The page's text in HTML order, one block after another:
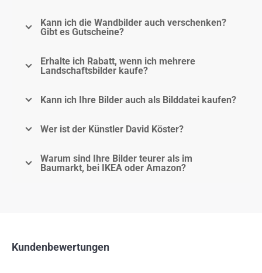
Kann ich die Wandbilder auch verschenken?
Gibt es Gutscheine?
Erhalte ich Rabatt, wenn ich mehrere
Landschaftsbilder kaufe?
Kann ich Ihre Bilder auch als Bilddatei kaufen?
Wer ist der Künstler David Köster?
Warum sind Ihre Bilder teurer als im
Baumarkt, bei IKEA oder Amazon?
Kundenbewertungen